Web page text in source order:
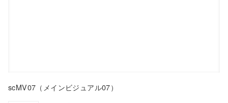
scMV07（メインビジュアル07）